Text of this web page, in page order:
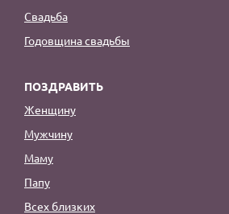
Свадьба
Годовщина свадьбы
ПОЗДРАВИТЬ
Женщину
Мужчину
Маму
Папу
Всех близких